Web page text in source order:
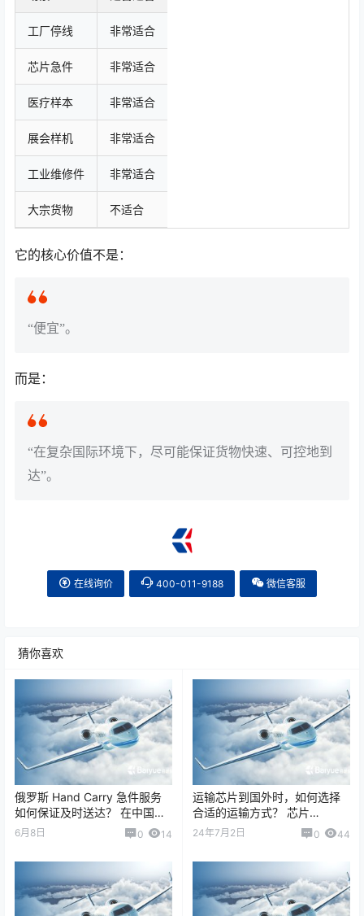
工厂停线 非常适合
芯片急件 非常适合
医疗样本 非常适合
展会样机 非常适合
工业维修件 非常适合
大宗货物 不适合
它的核心价值不是：
“便宜”。
而是：
“在复杂国际环境下，尽可能保证货物快速、可控地到
达”。
在线询价 400-011-9188 微信客服
猜你喜欢
俄罗斯 Hand Carry 急件服务
如何保证及时送达？ 在中国与
俄罗斯之间的紧急物流运输
中，Hand Carry（专人…
6月8日 0 14
运输芯片到国外时，如何选择
合适的运输方式？ 芯片
（Semiconductor / IC）运
24年7月2日 0 44